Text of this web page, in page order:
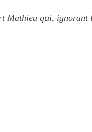
Mathieu qui, ignorant